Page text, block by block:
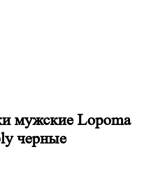
мужские Lopoma
черные